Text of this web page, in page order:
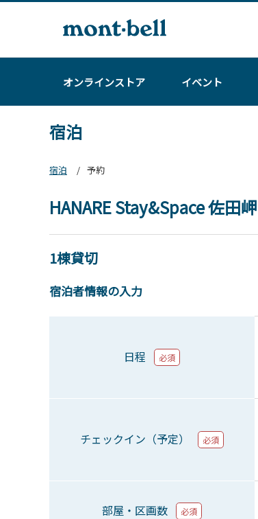
オンラインストア イベント
宿泊
宿泊
予約
HANARE Stay&Space 佐田岬
1棟貸切
宿泊者情報の入力
日程 必須
チェックイン（予定） 必須
部屋・区画数 必須